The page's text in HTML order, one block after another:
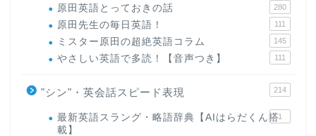
原田英語とっておきの話 280
原田先生の毎日英語！ 111
ミスター原田の超絶英語コラム 145
やさしい英語で多読！【音声つき】 111
"シン"・英会話スピード表現 214
最新英語スラング・略語辞典【AIはらだくん搭
載】
1